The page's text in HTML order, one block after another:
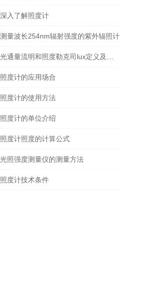
深入了解照度计
测量波长254nm辐射强度的紫外辐照计
照度计的应用场合
照度计的使用方法
照度计的单位介绍
照度计照度的计算公式
光照强度测量仪的测量方法
照度计技术条件